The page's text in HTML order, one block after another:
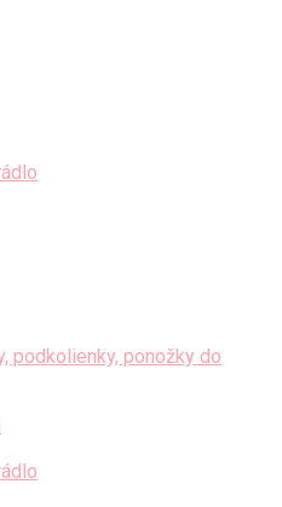
podkolienky, ponožky do